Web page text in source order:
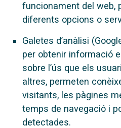
funcionament del web,
diferents opcions o
Galetes d’anàlisi
per obtenir informació
sobre l’ús que els
altres, permeten
visitants, les pàgines
temps de navegació i
detectades.